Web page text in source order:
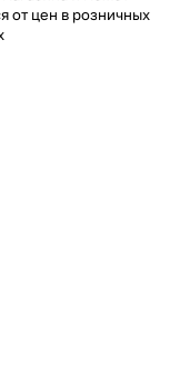
от цен в розничных